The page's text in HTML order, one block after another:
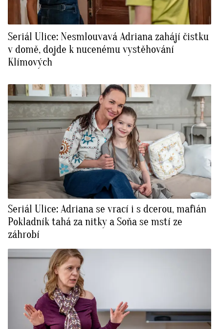
Seriál Ulice: Nesmlouvavá Adriana zahájí čistku
v domě, dojde k nucenému vystěhování
Klímových
Seriál Ulice: Adriana se vrací i s dcerou, mafián
Pokladník tahá za nitky a Soňa se mstí ze
záhrobí